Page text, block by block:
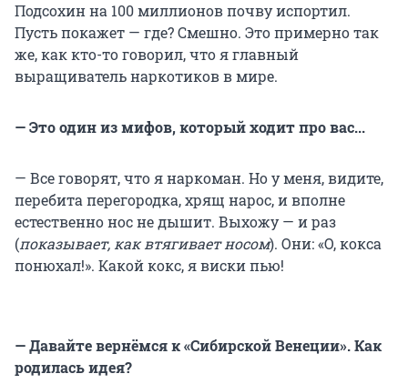
Подсохин на 100 миллионов почву испортил.
Пусть покажет — где? Смешно. Это примерно так
же, как кто-то говорил, что я главный
выращиватель наркотиков в мире.
— Это один из мифов, который ходит про вас...
— Все говорят, что я наркоман. Но у меня, видите,
перебита перегородка, хрящ нарос, и вполне
естественно нос не дышит. Выхожу — и раз
(показывает, как втягивает носом). Они: «О, кокса
понюхал!». Какой кокс, я виски пью!
— Давайте вернёмся к «Сибирской Венеции». Как
родилась идея?